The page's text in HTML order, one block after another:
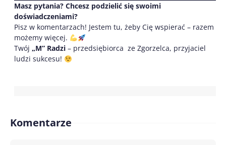
Masz pytania? Chcesz podzielić się swoimi
doświadczeniami?
Pisz w komentarzach! Jestem tu, żeby Cię wspierać – razem
możemy więcej.
Twój „M” Radzi – przedsiębiorca ze Zgorzelca, przyjaciel
ludzi sukcesu!
Komentarze